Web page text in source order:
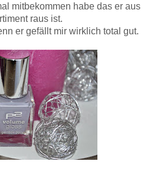
mitbekommen habe das er aus
raus ist.
er gefällt mir wirklich total gut.